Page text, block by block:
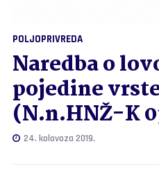
POLJOPRIVREDA
Naredba o
pojedine
(N.n.HNŽ-K
24. kolovoza 2019.